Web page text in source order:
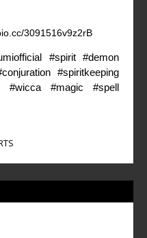
3091516v9z2rB
#spirit #demon
#spiritkeeping
#wicca #magic #spell